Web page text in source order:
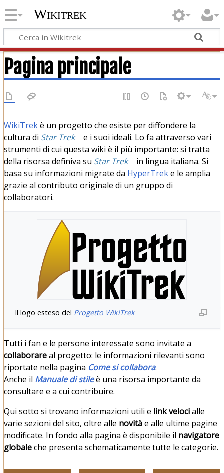
Wikitrek
Pagina principale
WikiTrekè un progetto che esiste per diffondere la
cultura di Star Trek
e i suoi ideali. Lo fa attraverso vari
strumenti di cui questa wiki è il più importante: si tratta
della risorsa definiva su Star Trek
in lingua italiana. Si
basa su informazioni migrate da HyperTreke le amplia
grazie al contributo originale di un gruppo di
collaboratori.
Il logo esteso del Progetto WikiTrek
Tutti i fan e le persone interessate sono invitate a
collaborareal progetto: le informazioni rilevanti sono
riportate nella pagina Come si collabora.
Anche il Manuale di stile‎è una risorsa importante da
consultare e a cui contribuire.
Qui sotto si trovano informazioni utili e link velocialle
varie sezioni del sito, oltre alle novitàe alle ultime pagine
modificate. In fondo alla pagina è disponibile il navigatore
globaleche presenta schematicamente tutte le categorie.